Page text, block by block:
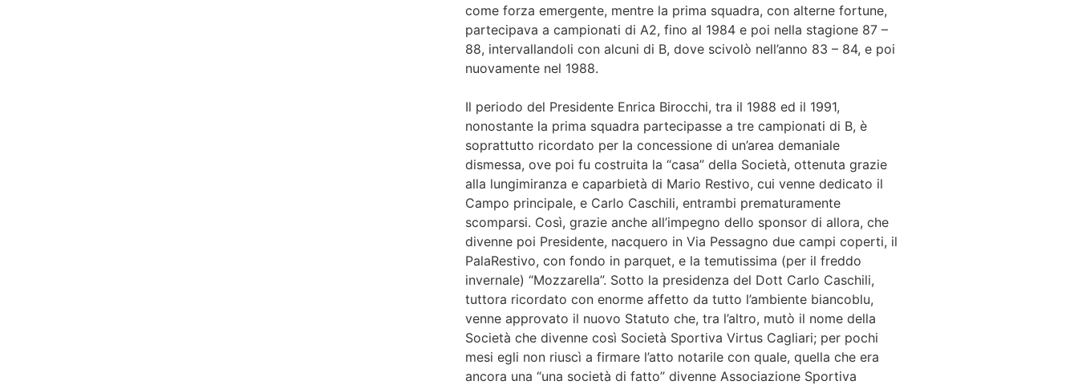
come forza emergente, mentre la prima squadra, con alterne fortune,
partecipava a campionati di A2, fino al 1984 e poi nella stagione 87 –
88, intervallandoli con alcuni di B, dove scivolò nell’anno 83 – 84, e poi
nuovamente nel 1988.
Il periodo del Presidente Enrica Birocchi, tra il 1988 ed il 1991,
nonostante la prima squadra partecipasse a tre campionati di B, è
soprattutto ricordato per la concessione di un’area demaniale
dismessa, ove poi fu costruita la “casa” della Società, ottenuta grazie
alla lungimiranza e caparbietà di Mario Restivo, cui venne dedicato il
Campo principale, e Carlo Caschili, entrambi prematuramente
scomparsi. Così, grazie anche all’impegno dello sponsor di allora, che
divenne poi Presidente, nacquero in Via Pessagno due campi coperti, il
PalaRestivo, con fondo in parquet, e la temutissima (per il freddo
invernale) “Mozzarella”. Sotto la presidenza del Dott Carlo Caschili,
tuttora ricordato con enorme affetto da tutto l’ambiente biancoblu,
venne approvato il nuovo Statuto che, tra l’altro, mutò il nome della
Società che divenne così Società Sportiva Virtus Cagliari; per pochi
mesi egli non riuscì a firmare l’atto notarile con quale, quella che era
ancora una “una società di fatto” divenne Associazione Sportiva